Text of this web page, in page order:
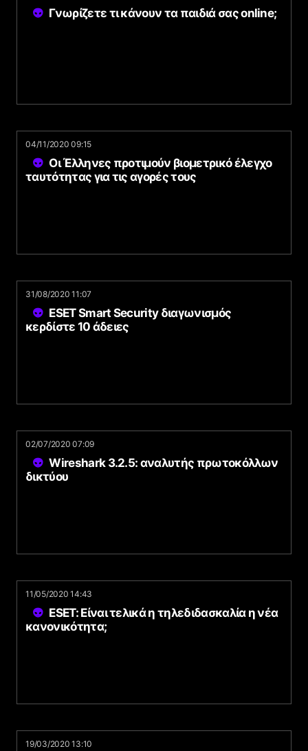
Γνωρίζετε τι κάνουν τα παιδιά σας online;
04/11/2020 09:15
Οι Έλληνες προτιμούν βιομετρικό έλεγχο
ταυτότητας για τις αγορές τους
31/08/2020 11:07
ESET Smart Security διαγωνισμός
κερδίστε 10 άδειες
02/07/2020 07:09
Wireshark 3.2.5: αναλυτής πρωτοκόλλων
δικτύου
11/05/2020 14:43
ESET: Είναι τελικά η τηλεδιδασκαλία η νέα
κανονικότητα;
19/03/2020 13:10